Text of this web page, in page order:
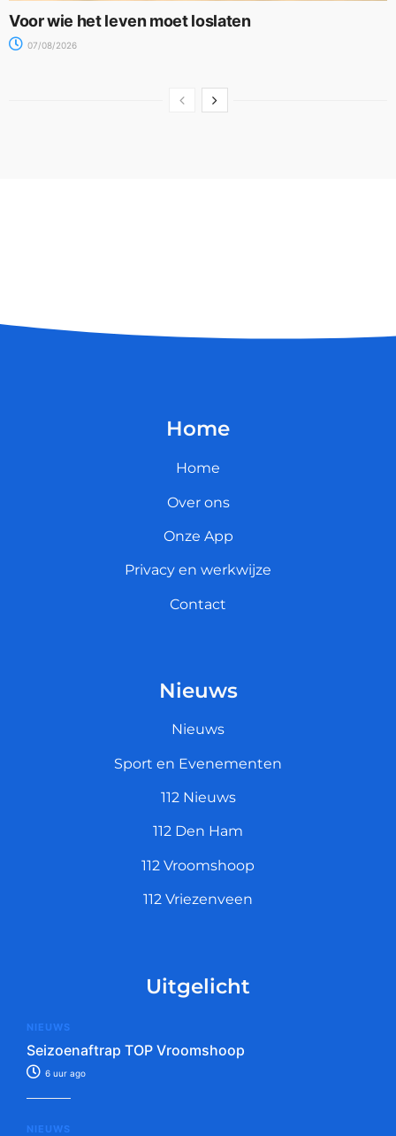
Voor wie het leven moet loslaten
07/08/2026
Home
Home
Over ons
Onze App
Privacy en werkwijze
Contact
Nieuws
Nieuws
Sport en Evenementen
112 Nieuws
112 Den Ham
112 Vroomshoop
112 Vriezenveen
Uitgelicht
NIEUWS
Seizoenaftrap TOP Vroomshoop
6 uur ago
NIEUWS